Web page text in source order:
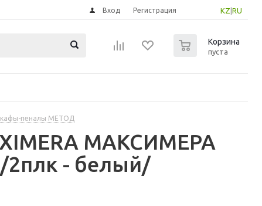
KZ RU
Вход Регистрация
Корзина
пуста
пеналы МЕТОД
МАКСИМЕРА
- белый/